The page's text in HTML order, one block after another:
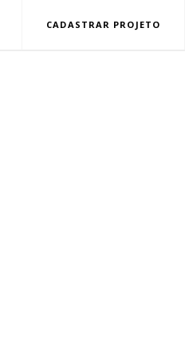
CADASTRAR PROJETO